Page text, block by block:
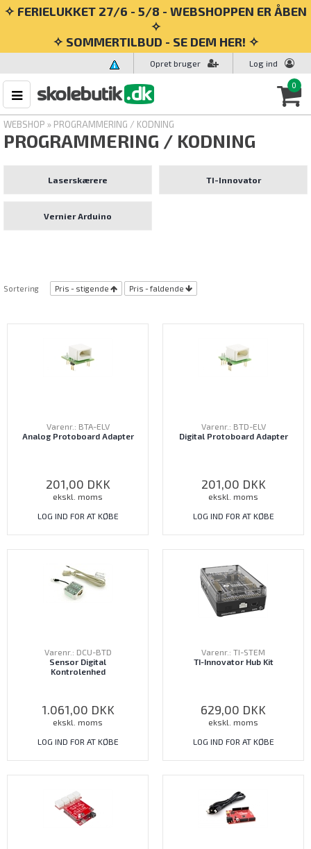
✧ FERIELUKKET 27/6 - 5/8 - WEBSHOPPEN ER ÅBEN
✧
✧ SOMMERTILBUD - SE DEM HER! ✧
Opret bruger Log ind
0
WEBSHOP » PROGRAMMERING / KODNING
PROGRAMMERING / KODNING
Laserskærere TI-Innovator
Vernier Arduino
Sortering Pris - stigende Pris - faldende
Varenr.: BTA-ELV
Analog Protoboard Adapter
201,00 DKK
ekskl. moms
LOG IND FOR AT KØBE
Varenr.: BTD-ELV
Digital Protoboard Adapter
201,00 DKK
ekskl. moms
LOG IND FOR AT KØBE
Varenr.: DCU-BTD
Sensor Digital
Kontrolenhed
1.061,00 DKK
ekskl. moms
LOG IND FOR AT KØBE
Varenr.: TI-STEM
TI-Innovator Hub Kit
629,00 DKK
ekskl. moms
LOG IND FOR AT KØBE